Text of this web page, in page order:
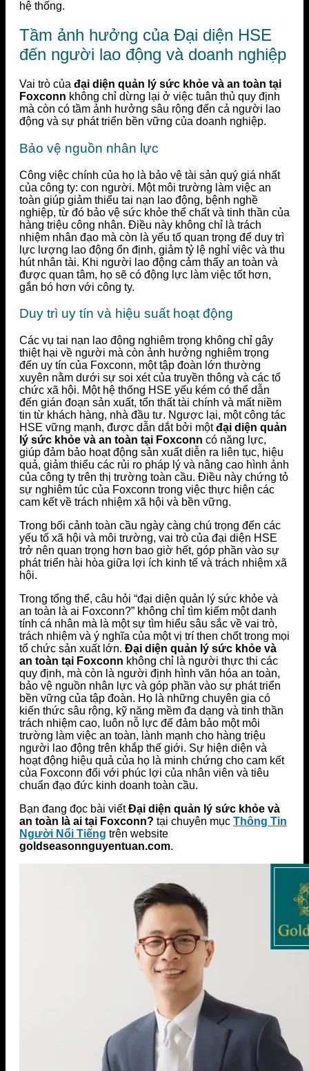
hệ thống.
Tầm ảnh hưởng của Đại diện HSE
đến người lao động và doanh nghiệp
Vai trò của đại diện quản lý sức khỏe và an toàn tại
Foxconn không chỉ dừng lại ở việc tuân thủ quy định
mà còn có tầm ảnh hưởng sâu rộng đến cả người lao
động và sự phát triển bền vững của doanh nghiệp.
Bảo vệ nguồn nhân lực
Công việc chính của họ là bảo vệ tài sản quý giá nhất
của công ty: con người. Một môi trường làm việc an
toàn giúp giảm thiểu tai nạn lao động, bệnh nghề
nghiệp, từ đó bảo vệ sức khỏe thể chất và tinh thần của
hàng triệu công nhân. Điều này không chỉ là trách
nhiệm nhân đạo mà còn là yếu tố quan trọng để duy trì
lực lượng lao động ổn định, giảm tỷ lệ nghỉ việc và thu
hút nhân tài. Khi người lao động cảm thấy an toàn và
được quan tâm, họ sẽ có động lực làm việc tốt hơn,
gắn bó hơn với công ty.
Duy trì uy tín và hiệu suất hoạt động
Các vụ tai nạn lao động nghiêm trọng không chỉ gây
thiệt hại về người mà còn ảnh hưởng nghiêm trọng
đến uy tín của Foxconn, một tập đoàn lớn thường
xuyên nằm dưới sự soi xét của truyền thông và các tổ
chức xã hội. Một hệ thống HSE yếu kém có thể dẫn
đến gián đoạn sản xuất, tổn thất tài chính và mất niềm
tin từ khách hàng, nhà đầu tư. Ngược lại, một công tác
HSE vững mạnh, được dẫn dắt bởi mộtđại diện quản
lý sức khỏe và an toàn tại Foxconn có năng lực,
giúp đảm bảo hoạt động sản xuất diễn ra liên tục, hiệu
quả, giảm thiểu các rủi ro pháp lý và nâng cao hình ảnh
của công ty trên thị trường toàn cầu. Điều này chứng tỏ
sự nghiêm túc của Foxconn trong việc thực hiện các
cam kết về trách nhiệm xã hội và bền vững.
Trong bối cảnh toàn cầu ngày càng chú trọng đến các
yếu tố xã hội và môi trường, vai trò của đại diện HSE
trở nên quan trọng hơn bao giờ hết, góp phần vào sự
phát triển hài hòa giữa lợi ích kinh tế và trách nhiệm xã
hội.
Trong tổng thể, câu hỏi “đại diện quản lý sức khỏe và
an toàn là ai Foxconn?” không chỉ tìm kiếm một danh
tính cá nhân mà là một sự tìm hiểu sâu sắc về vai trò,
trách nhiệm và ý nghĩa của một vị trí then chốt trong mọi
tổ chức sản xuất lớn. Đại diện quản lý sức khỏe và
an toàn tại Foxconn không chỉ là người thực thi các
quy định, mà còn là người định hình văn hóa an toàn,
bảo vệ nguồn nhân lực và góp phần vào sự phát triển
bền vững của tập đoàn. Họ là những chuyên gia có
kiến thức sâu rộng, kỹ năng mềm đa dạng và tinh thần
trách nhiệm cao, luôn nỗ lực để đảm bảo một môi
trường làm việc an toàn, lành mạnh cho hàng triệu
người lao động trên khắp thế giới. Sự hiện diện và
hoạt động hiệu quả của họ là minh chứng cho cam kết
của Foxconn đối với phúc lợi của nhân viên và tiêu
chuẩn đạo đức kinh doanh toàn cầu.
Bạn đang đọc bài viếtĐại diện quản lý sức khỏe và
an toàn là ai tại Foxconn? tại chuyên mục Thông Tin
Người Nổi Tiếng trên website
goldseasonnguyentuan.com.